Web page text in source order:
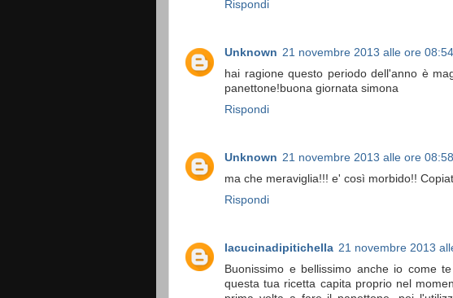
Rispondi
Unknown 21 novembre 2013 alle ore 08:54
hai ragione questo periodo dell'anno è
panettone!buona giornata simona
Rispondi
Unknown 21 novembre 2013 alle ore 08:58
ma che meraviglia!!! e' così morbido!!
Rispondi
lacucinadipitichella 21 novembre 2013
Buonissimo e bellissimo anche io come
questa tua ricetta capita proprio nel